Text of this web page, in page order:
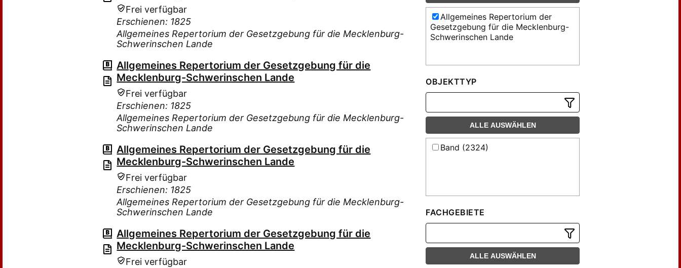
Frei verfügbar
Erschienen: 1825
Allgemeines Repertorium der Gesetzgebung für die Mecklenburg-
Schwerinschen Lande
Allgemeines Repertorium der Gesetzgebung für die
Mecklenburg-Schwerinschen Lande
Frei verfügbar
Erschienen: 1825
Allgemeines Repertorium der Gesetzgebung für die Mecklenburg-
Schwerinschen Lande
Allgemeines Repertorium der Gesetzgebung für die
Mecklenburg-Schwerinschen Lande
Frei verfügbar
Erschienen: 1825
Allgemeines Repertorium der Gesetzgebung für die Mecklenburg-
Schwerinschen Lande
Allgemeines Repertorium der Gesetzgebung für die
Mecklenburg-Schwerinschen Lande
Frei verfügbar
Allgemeines Repertorium der
Gesetzgebung für die Mecklenburg-
Schwerinschen Lande
OBJEKTTYP
ALLE AUSWÄHLEN
Band (2324)
FACHGEBIETE
ALLE AUSWÄHLEN